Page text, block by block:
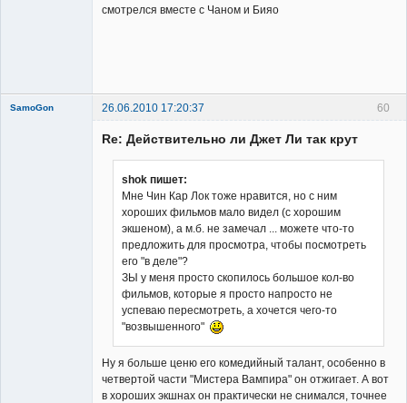
смотрелся вместе с Чаном и Бияо
60
SamoGon 26.06.2010 17:20:37
Re: Действительно ли Джет Ли так крут
shok пишет:
Мне Чин Кар Лок тоже нравится, но с ним
хороших фильмов мало видел (с хорошим
экшеном), а м.б. не замечал ... можете что-то
предложить для просмотра, чтобы посмотреть
его "в деле"?
ЗЫ у меня просто скопилось большое кол-во
фильмов, которые я просто напросто не
успеваю пересмотреть, а хочется чего-то
"возвышенного"
Ну я больше ценю его комедийный талант, особенно в
четвертой части "Мистера Вампира" он отжигает. А вот
в хороших экшнах он практически не снимался, точнее